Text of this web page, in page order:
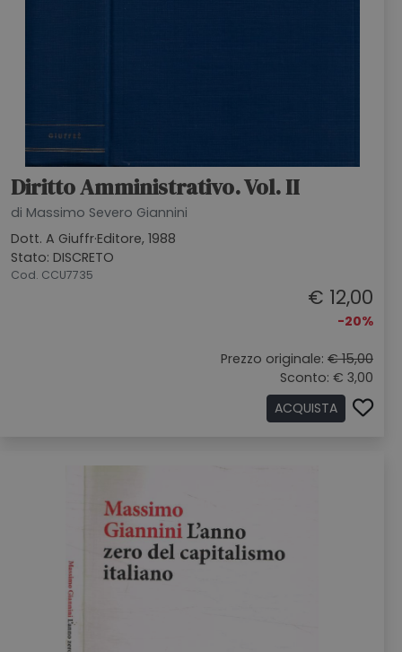
Diritto Amministrativo. Vol. II
di Massimo Severo Giannini
Dott. A Giuffr·Editore, 1988
Stato: DISCRETO
Cod. CCU7735
€ 12,00
-20%
Prezzo originale: € 15,00
Sconto: € 3,00
ACQUISTA